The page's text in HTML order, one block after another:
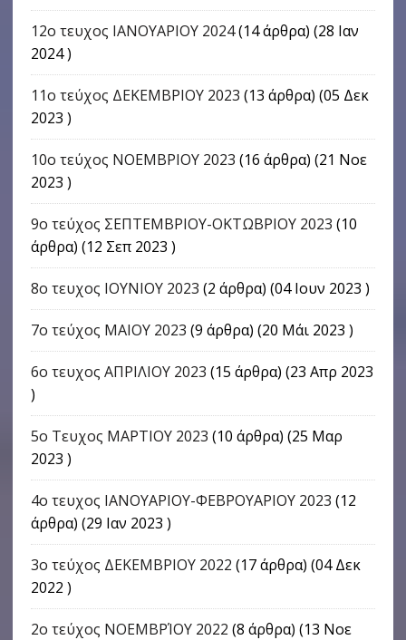
12ο τευχος ΙΑΝΟΥΑΡΙΟΥ 2024(14 άρθρα) (28 Ιαν
2024 )
11ο τεύχος ΔΕΚΕΜΒΡΙΟΥ 2023 (13 άρθρα) (05 Δεκ
2023 )
10ο τεύχος ΝΟΕΜΒΡΙΟΥ 2023 (16 άρθρα) (21 Νοε
2023 )
9o τεύχος ΣΕΠΤΕΜΒΡΙΟΥ-ΟΚΤΩΒΡΙΟΥ 2023 (10
άρθρα) (12 Σεπ 2023 )
8ο τευχος ΙΟΥΝΙΟΥ 2023 (2 άρθρα) (04 Ιουν 2023 )
7ο τεύχος ΜΑΙΟΥ 2023 (9 άρθρα) (20 Μάι 2023 )
6ο τευχος ΑΠΡΙΛΙΟΥ 2023 (15 άρθρα) (23 Απρ 2023
)
5ο Τευχος ΜΑΡΤΙΟΥ 2023 (10 άρθρα) (25 Μαρ
2023 )
4o τευχος ΙΑΝΟΥΑΡΙΟΥ-ΦΕΒΡΟΥΑΡΙΟΥ 2023 (12
άρθρα) (29 Ιαν 2023 )
3ο τεύχος ΔΕΚΕΜΒΡΙΟΥ 2022 (17 άρθρα) (04 Δεκ
2022 )
2ο τεύχος ΝΟΕΜΒΡΊΟΥ 2022 (8 άρθρα) (13 Νοε